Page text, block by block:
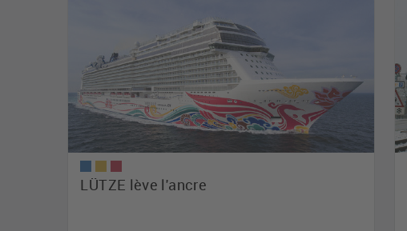
LÜTZE lève l'ancre